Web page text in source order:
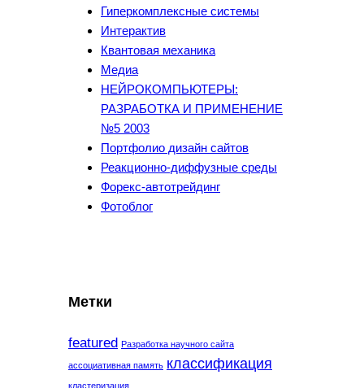
Гиперкомплексные системы
Интерактив
Квантовая механика
Медиа
НЕЙРОКОМПЬЮТЕРЫ:
РАЗРАБОТКА И ПРИМЕНЕНИЕ
№5 2003
Портфолио дизайн сайтов
Реакционно-диффузные среды
Форекс-автотрейдинг
Фотоблог
Метки
featured Разработка научного сайта
ассоциативная память классификация
кластеризация